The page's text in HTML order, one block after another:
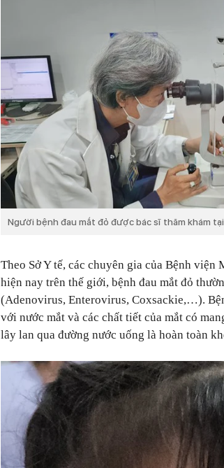
Người bệnh đau mắt đỏ được bác sĩ thăm khám tại
Theo Sở Y tế, các chuyên gia của Bệnh
hiện nay trên thế giới, bệnh đau mắt đỏ
(Adenovirus, Enterovirus, Coxsackie,…).
với nước mắt và các chất tiết của mắt có
lây lan qua đường nước uống là hoàn toàn